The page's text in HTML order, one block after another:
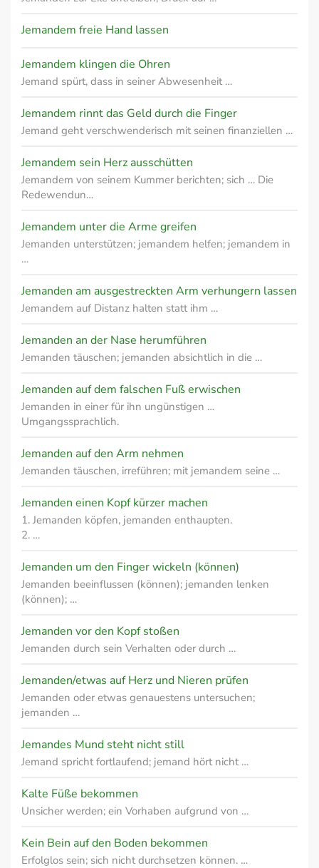
Jemandem freie Hand lassen
Jemandem klingen die Ohren
Jemand spürt, dass in seiner Abwesenheit …
Jemandem rinnt das Geld durch die Finger
Jemand geht verschwenderisch mit seinen finanziellen …
Jemandem sein Herz ausschütten
Jemandem von seinem Kummer berichten; sich … Die
Redewendun…
Jemandem unter die Arme greifen
Jemanden unterstützen; jemandem helfen; jemandem in
…
Jemanden am ausgestreckten Arm verhungern lassen
Jemandem auf Distanz halten statt ihm …
Jemanden an der Nase herumführen
Jemanden täuschen; jemanden absichtlich in die …
Jemanden auf dem falschen Fuß erwischen
Jemanden in einer für ihn ungünstigen …
Umgangssprachlich.
Jemanden auf den Arm nehmen
Jemanden täuschen, irreführen; mit jemandem seine …
Jemanden einen Kopf kürzer machen
1. Jemanden köpfen, jemanden enthaupten.
2. …
Jemanden um den Finger wickeln (können)
Jemanden beeinflussen (können); jemanden lenken
(können); …
Jemanden vor den Kopf stoßen
Jemanden durch sein Verhalten oder durch …
Jemanden/etwas auf Herz und Nieren prüfen
Jemanden oder etwas genauestens untersuchen;
jemanden …
Jemandes Mund steht nicht still
Jemand spricht fortlaufend; jemand hört nicht …
Kalte Füße bekommen
Unsicher werden; ein Vorhaben aufgrund von …
Kein Bein auf den Boden bekommen
Erfolglos sein; sich nicht durchsetzen können. …